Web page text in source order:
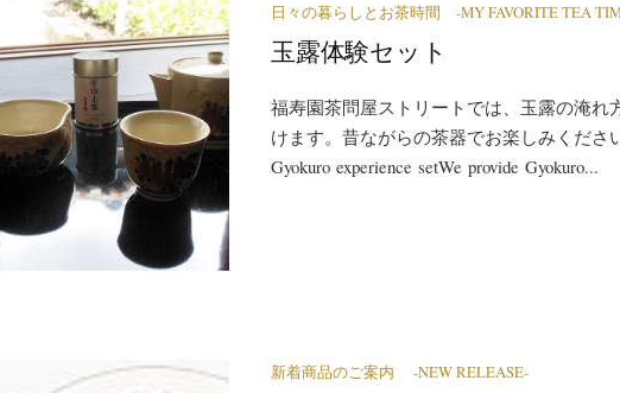
日々の暮らしとお茶時間 -MY FAVORITE TEA
玉露体験セット
福寿園茶問屋ストリートでは、玉露の淹れ
けます。昔ながらの茶器でお楽しみくださ
Gyokuro experience setWe provide Gyokuro...
新着商品のご案内 -NEW RELEASE-